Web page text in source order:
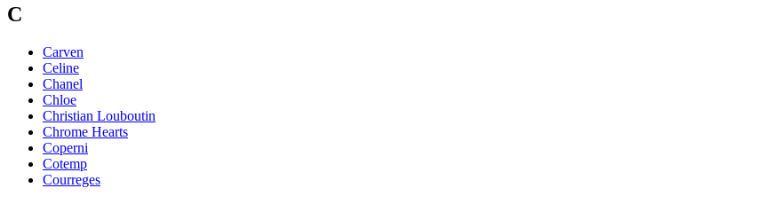
C
Carven
Celine
Chanel
Chloe
Christian Louboutin
Chrome Hearts
Coperni
Cotemp
Courreges